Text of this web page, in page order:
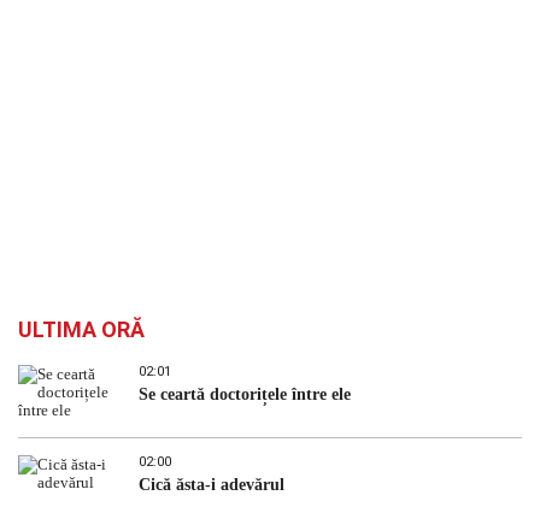
ULTIMA ORĂ
02:01
Se ceartă doctorițele între ele
02:00
Cică ăsta-i adevărul